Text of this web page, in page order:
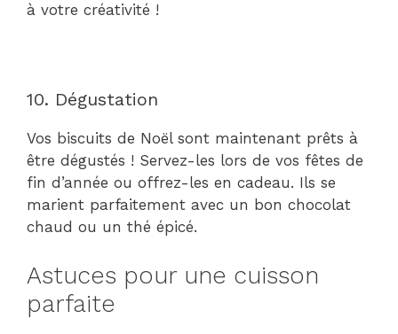
à votre créativité !
10. Dégustation
Vos biscuits de Noël sont maintenant prêts à
être dégustés ! Servez-les lors de vos fêtes de
fin d’année ou offrez-les en cadeau. Ils se
marient parfaitement avec un bon chocolat
chaud ou un thé épicé.
Astuces pour une cuisson
parfaite